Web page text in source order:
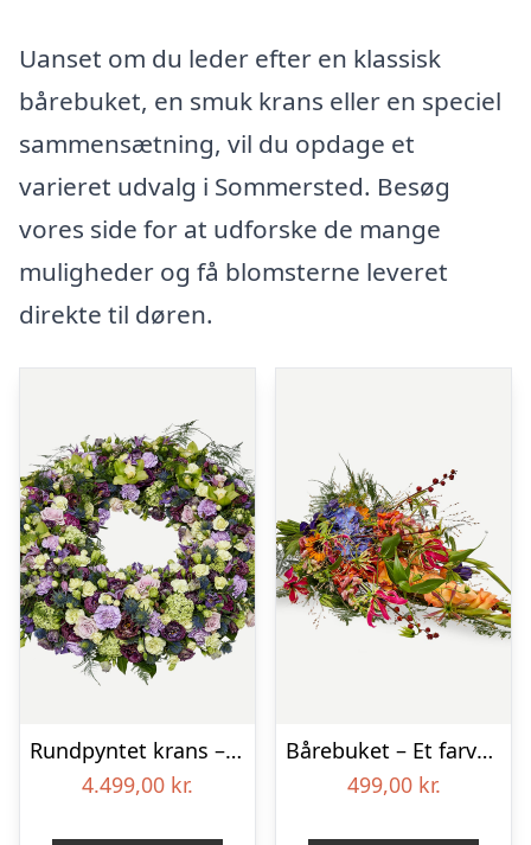
Uanset om du leder efter en klassisk
bårebuket, en smuk krans eller en speciel
sammensætning, vil du opdage et
varieret udvalg i Sommersted. Besøg
vores side for at udforske de mange
muligheder og få blomsterne leveret
direkte til døren.
Rundpyntet krans – Et eksklusivt farvel
4.499,00 kr.
Bårebuket – Et farverigt farvel
499,00 kr.